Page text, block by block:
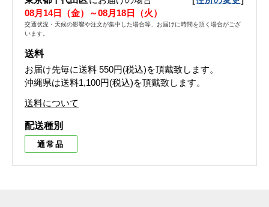
08月14日（金）～08月18日（火）
交通状況・天候の影響や注文が集中した場合等、お届けに時間を頂く場合がござ
います。
送料
お届け先毎に送料 550円(税込)を頂戴致します。
沖縄県は送料1,100円(税込)を頂戴致します。
送料について
配送種別
通常品